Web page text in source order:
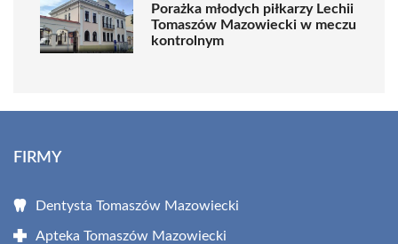
Porażka młodych piłkarzy Lechii
Tomaszów Mazowiecki w meczu
kontrolnym
FIRMY
Dentysta Tomaszów Mazowiecki
Apteka Tomaszów Mazowiecki